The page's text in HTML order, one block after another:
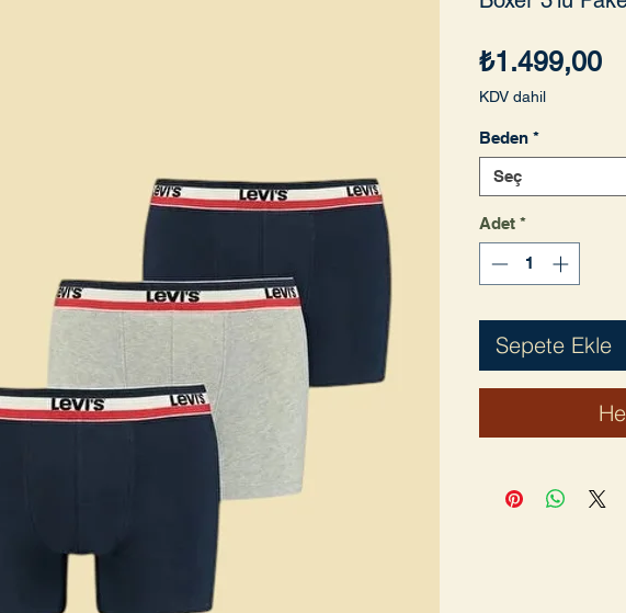
₺1.499,00
KDV dahil
Beden *
Seç
Adet *
Sepete Ekle